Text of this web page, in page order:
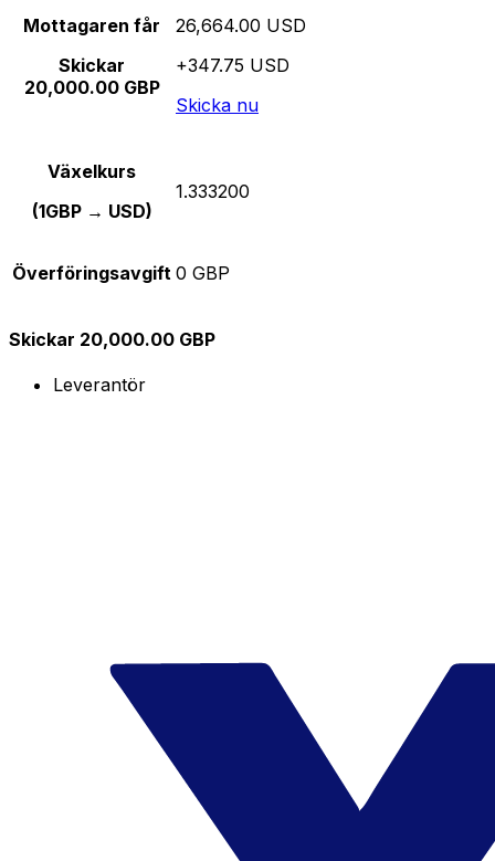
Mottagaren får
Skickar
20,000.00 GBP
26,664.00 USD
+347.75 USD
Skicka nu
Växelkurs
(1GBP → USD)
1.333200
Överföringsavgift 0 GBP
Skickar 20,000.00 GBP
Leverantör